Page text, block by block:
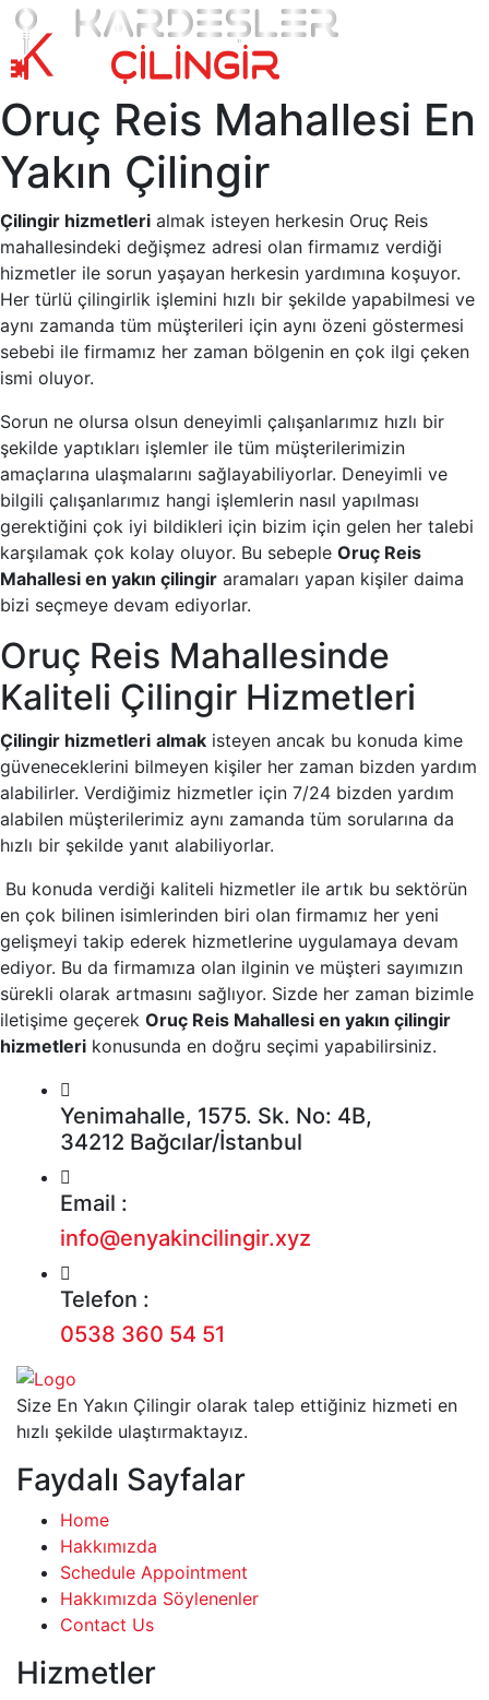
Oruç Reis Mahallesi En
Yakın Çilingir
Çilingir hizmetleri almak isteyen herkesin Oruç Reis
mahallesindeki değişmez adresi olan firmamız verdiği
hizmetler ile sorun yaşayan herkesin yardımına koşuyor.
Her türlü çilingirlik işlemini hızlı bir şekilde yapabilmesi ve
aynı zamanda tüm müşterileri için aynı özeni göstermesi
sebebi ile firmamız her zaman bölgenin en çok ilgi çeken
ismi oluyor.
Sorun ne olursa olsun deneyimli çalışanlarımız hızlı bir
şekilde yaptıkları işlemler ile tüm müşterilerimizin
amaçlarına ulaşmalarını sağlayabiliyorlar. Deneyimli ve
bilgili çalışanlarımız hangi işlemlerin nasıl yapılması
gerektiğini çok iyi bildikleri için bizim için gelen her talebi
karşılamak çok kolay oluyor. Bu sebeple Oruç Reis
Mahallesi en yakın çilingir aramaları yapan kişiler daima
bizi seçmeye devam ediyorlar.
Oruç Reis Mahallesinde
Kaliteli Çilingir Hizmetleri
Çilingir hizmetleri almak isteyen ancak bu konuda kime
güveneceklerini bilmeyen kişiler her zaman bizden yardım
alabilirler. Verdiğimiz hizmetler için 7/24 bizden yardım
alabilen müşterilerimiz aynı zamanda tüm sorularına da
hızlı bir şekilde yanıt alabiliyorlar.
Bu konuda verdiği kaliteli hizmetler ile artık bu sektörün
en çok bilinen isimlerinden biri olan firmamız her yeni
gelişmeyi takip ederek hizmetlerine uygulamaya devam
ediyor. Bu da firmamıza olan ilginin ve müşteri sayımızın
sürekli olarak artmasını sağlıyor. Sizde her zaman bizimle
iletişime geçerek Oruç Reis Mahallesi en yakın çilingir
hizmetleri konusunda en doğru seçimi yapabilirsiniz.
Yenimahalle, 1575. Sk. No: 4B,
34212 Bağcılar/İstanbul
Email :
info@enyakincilingir.xyz
Telefon :
0538 360 54 51
Size En Yakın Çilingir olarak talep ettiğiniz hizmeti en
hızlı şekilde ulaştırmaktayız.
Faydalı Sayfalar
Home
Hakkımızda
Schedule Appointment
Hakkımızda Söylenenler
Contact Us
Hizmetler